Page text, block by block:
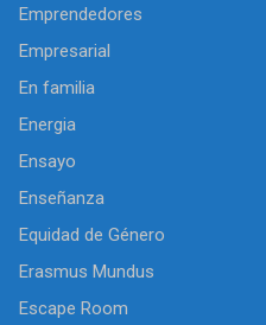
Emprendedores
Empresarial
En familia
Energia
Ensayo
Enseñanza
Equidad de Género
Erasmus Mundus
Escape Room